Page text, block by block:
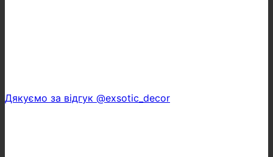
Дякуємо за відгук @exsotic_decor